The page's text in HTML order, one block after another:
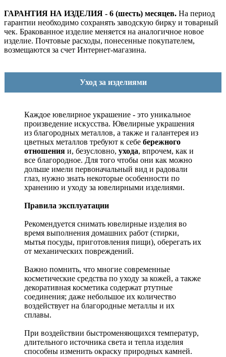
ГАРАНТИЯ НА ИЗДЕЛИЯ - 6 (шесть) месяцев. На период
гарантии необходимо сохранять заводскую бирку и товарный
чек. Бракованное изделие меняется на аналогичное новое
изделие. Почтовые расходы, понесенные покупателем,
возмещаются за счет Интернет-магазина.
Уход за изделиями
Каждое ювелирное украшение - это уникальное
произведение искусства. Ювелирные украшения
из благородных металлов, а также и галантерея из
цветных металлов требуют к себе бережного
отношения и, безусловно, ухода, впрочем, как и
все благородное. Для того чтобы они как можно
дольше имели первоначальный вид и радовали
глаз, нужно знать некоторые особенности по
хранению и уходу за ювелирными изделиями.
Правила эксплуатации
Рекомендуется снимать ювелирные изделия во
время выполнения домашних работ (стирки,
мытья посуды, приготовления пищи), оберегать их
от механических повреждений.
Важно помнить, что многие современные
косметические средства по уходу за кожей, а также
декоративная косметика содержат ртутные
соединения; даже небольшое их количество
воздействует на благородные металлы и их
сплавы.
При воздействии быстроменяющихся температур,
длительного источника света и тепла изделия
способны изменить окраску природных камней.